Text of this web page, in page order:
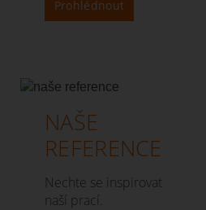
Prohlédnout
NAŠE
REFERENCE
Nechte se inspirovat
naší prací.